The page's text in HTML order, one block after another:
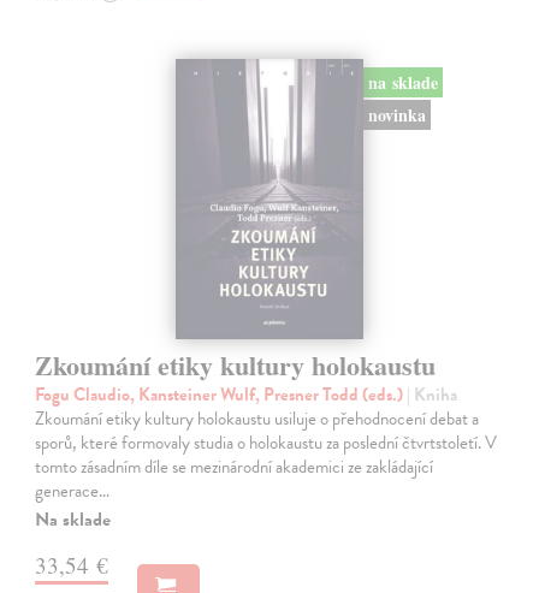
na sklade
novinka
Zkoumání etiky kultury holokaustu
Fogu Claudio, Kansteiner Wulf, Presner Todd (eds.)| Kniha
Zkoumání etiky kultury holokaustu usiluje o přehodnocení debat a
sporů, které formovaly studia o holokaustu za poslední čtvrtstoletí. V
tomto zásadním díle se mezinárodní akademici ze zakládající
generace…
Na sklade
33,54 €